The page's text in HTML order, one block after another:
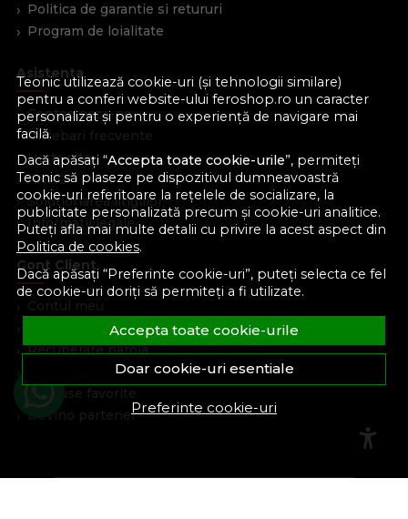
Teonic utilizează cookie-uri (și tehnologii similare)
pentru a conferi website-ului feroshop.ro un caracter
personalizat și pentru o experiență de navigare mai
facilă.
Dacă apăsați “Accepta toate cookie-urile”, permiteți
Teonic să plaseze pe dispozitivul dumneavoastră
cookie-uri referitoare la rețelele de socializare, la
publicitate personalizată precum și cookie-uri analitice.
Puteți afla mai multe detalii cu privire la acest aspect din
Politica de cookies.
Dacă apăsați “Preferinte cookie-uri”, puteți selecta ce fel
de cookie-uri doriți să permiteți a fi utilizate.
Accepta toate cookie-urile
Doar cookie-uri esentiale
Preferinte cookie-uri
Politica de garantie si retururi
Program de loialitate
Asistenta
Contacteaza-ne
Intrebari frecvente
Harta site
ANPC
Solutionarea litigiilor
Informatii legale
Cont Client
Contul meu
Recuperare parola
Istoric comenzi
Produse favorite
Devino partener